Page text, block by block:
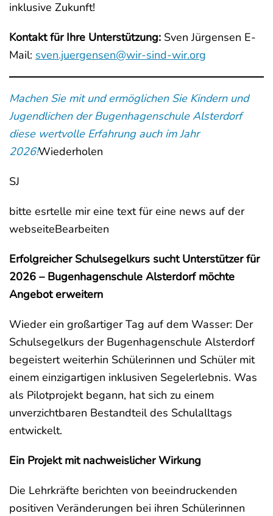
inklusive Zukunft!
Kontakt für Ihre Unterstützung: Sven Jürgensen E-
Mail: sven.juergensen@wir-sind-wir.org
Machen Sie mit und ermöglichen Sie Kindern und
Jugendlichen der Bugenhagenschule Alsterdorf
diese wertvolle Erfahrung auch im Jahr
2026!Wiederholen
SJ
bitte esrtelle mir eine text für eine news auf der
webseiteBearbeiten
Erfolgreicher Schulsegelkurs sucht Unterstützer für
2026 – Bugenhagenschule Alsterdorf möchte
Angebot erweitern
Wieder ein großartiger Tag auf dem Wasser: Der
Schulsegelkurs der Bugenhagenschule Alsterdorf
begeistert weiterhin Schülerinnen und Schüler mit
einem einzigartigen inklusiven Segelerlebnis. Was
als Pilotprojekt begann, hat sich zu einem
unverzichtbaren Bestandteil des Schulalltags
entwickelt.
Ein Projekt mit nachweislicher Wirkung
Die Lehrkräfte berichten von beeindruckenden
positiven Veränderungen bei ihren Schülerinnen